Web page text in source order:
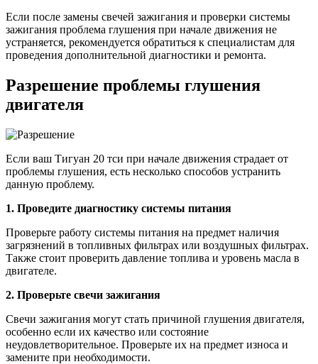
Если после замены свечей зажигания и проверки системы
зажигания проблема глушения при начале движения не
устраняется, рекомендуется обратиться к специалистам для
проведения дополнительной диагностики и ремонта.
Разрешение проблемы глушения
двигателя
Если ваш Тигуан 20 тси при начале движения страдает от
проблемы глушения, есть несколько способов устранить
данную проблему.
1. Проведите диагностику системы питания
Проверьте работу системы питания на предмет наличия
загрязнений в топливных фильтрах или воздушных фильтрах.
Также стоит проверить давление топлива и уровень масла в
двигателе.
2. Проверьте свечи зажигания
Свечи зажигания могут стать причиной глушения двигателя,
особенно если их качество или состояние
неудовлетворительное. Проверьте их на предмет износа и
замените при необходимости.